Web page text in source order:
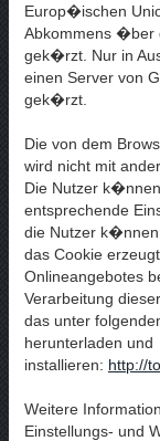
Europ�ischen
Abkommens �ber
gek�rzt. Nur in
einen Server von
gek�rzt.
Die von dem
wird nicht mit
Die Nutzer
entsprechende
die Nutzer
das Cookie
Onlineangebotes
Verarbeitung
das unter
herunterladen und
installieren: http://
Weitere
Einstellungs- und